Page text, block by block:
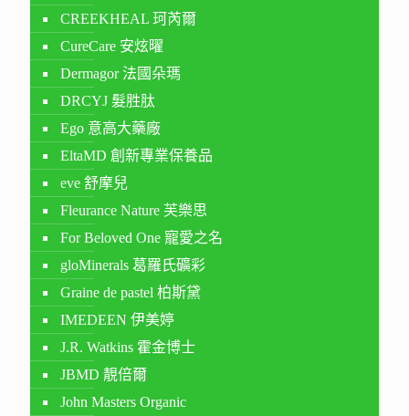
CREEKHEAL 珂芮爾
CureCare 安炫曜
Dermagor 法國朵瑪
DRCYJ 髮胜肽
Ego 意高大藥廠
EltaMD 創新專業保養品
eve 舒摩兒
Fleurance Nature 芙樂思
For Beloved One 寵愛之名
gloMinerals 葛羅氏礦彩
Graine de pastel 柏斯黛
IMEDEEN 伊美婷
J.R. Watkins 霍金博士
JBMD 靚倍爾
John Masters Organic